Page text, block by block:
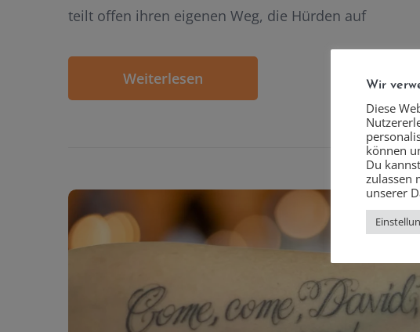
teilt offen ihren eigenen Weg, die Hürden auf
Weiterlesen Wir
Diese
können
Du
zulassen
unserer